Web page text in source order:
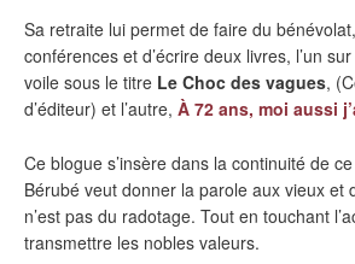
Sa retraite lui permet de faire du
conférences et d’écrire deux livres, l’un
voile sous le titre Le Choc des vagues,
d’éditeur) et l’autre, À 72 ans, moi aussi
Ce blogue s’insère dans la continuité de
Bérubé veut donner la parole aux vieux et
n’est pas du radotage. Tout en touchant
transmettre les nobles valeurs.